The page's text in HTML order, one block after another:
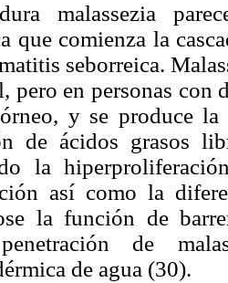
malassezia
que comienza la
seborreica.
pero en personas con
y se produce
de ácidos grasos
la
así como la
la función de
de
de agua (30).